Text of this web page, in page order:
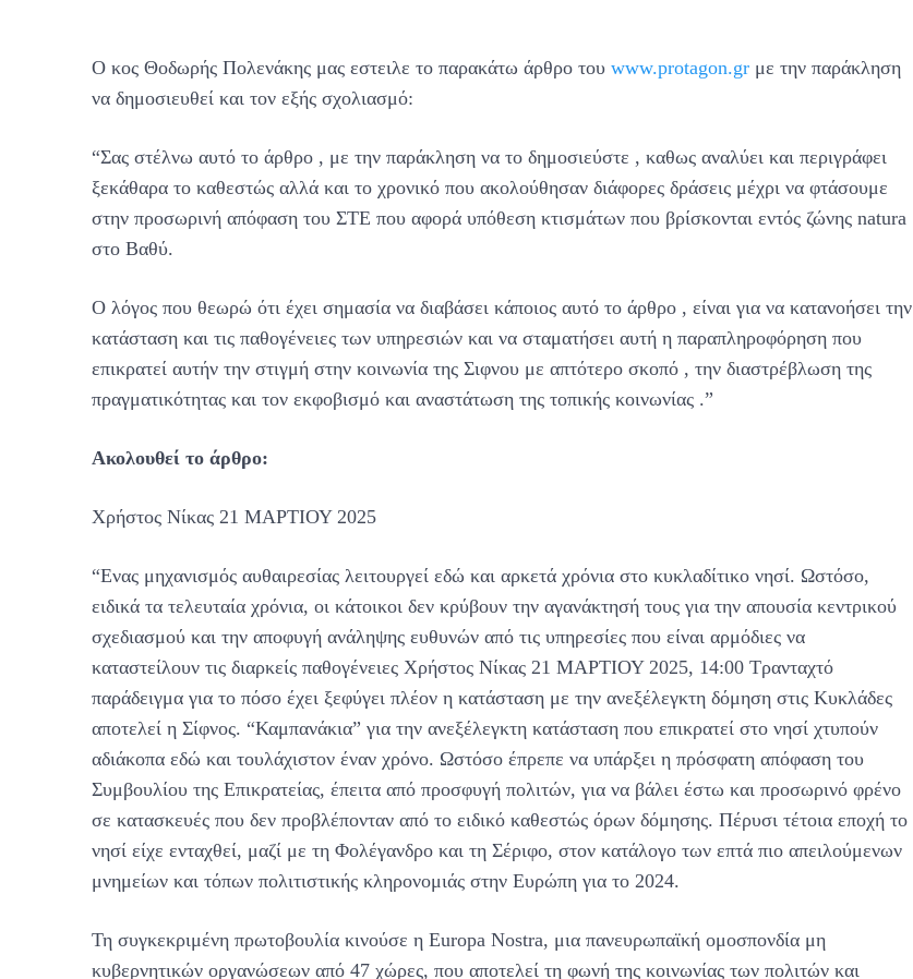
Ο κος Θοδωρής Πολενάκης μας εστειλε το παρακάτω άρθρο του www.protagon.gr με την παράκληση
να δημοσιευθεί και τον εξής σχολιασμό:
“Σας στέλνω αυτό το άρθρο , με την παράκληση να το δημοσιεύστε , καθως αναλύει και περιγράφει
ξεκάθαρα το καθεστώς αλλά και το χρονικό που ακολούθησαν διάφορες δράσεις μέχρι να φτάσουμε
στην προσωρινή απόφαση του ΣΤΕ που αφορά υπόθεση κτισμάτων που βρίσκονται εντός ζώνης natura
στο Βαθύ.
Ο λόγος που θεωρώ ότι έχει σημασία να διαβάσει κάποιος αυτό το άρθρο , είναι για να κατανοήσει την
κατάσταση και τις παθογένειες των υπηρεσιών και να σταματήσει αυτή η παραπληροφόρηση που
επικρατεί αυτήν την στιγμή στην κοινωνία της Σιφνου με απτότερο σκοπό , την διαστρέβλωση της
πραγματικότητας και τον εκφοβισμό και αναστάτωση της τοπικής κοινωνίας .”
Ακολουθεί το άρθρο:
Χρήστος Νίκας 21 ΜΑΡΤΙΟΥ 2025
“Ενας μηχανισμός αυθαιρεσίας λειτουργεί εδώ και αρκετά χρόνια στο κυκλαδίτικο νησί. Ωστόσο,
ειδικά τα τελευταία χρόνια, οι κάτοικοι δεν κρύβουν την αγανάκτησή τους για την απουσία κεντρικού
σχεδιασμού και την αποφυγή ανάληψης ευθυνών από τις υπηρεσίες που είναι αρμόδιες να
καταστείλουν τις διαρκείς παθογένειες Χρήστος Νίκας 21 ΜΑΡΤΙΟΥ 2025, 14:00 Τρανταχτό
παράδειγμα για το πόσο έχει ξεφύγει πλέον η κατάσταση με την ανεξέλεγκτη δόμηση στις Κυκλάδες
αποτελεί η Σίφνος. “Καμπανάκια” για την ανεξέλεγκτη κατάσταση που επικρατεί στο νησί χτυπούν
αδιάκοπα εδώ και τουλάχιστον έναν χρόνο. Ωστόσο έπρεπε να υπάρξει η πρόσφατη απόφαση του
Συμβουλίου της Επικρατείας, έπειτα από προσφυγή πολιτών, για να βάλει έστω και προσωρινό φρένο
σε κατασκευές που δεν προβλέπονταν από το ειδικό καθεστώς όρων δόμησης. Πέρυσι τέτοια εποχή το
νησί είχε ενταχθεί, μαζί με τη Φολέγανδρο και τη Σέριφο, στον κατάλογο των επτά πιο απειλούμενων
μνημείων και τόπων πολιτιστικής κληρονομιάς στην Ευρώπη για το 2024.
Τη συγκεκριμένη πρωτοβουλία κινούσε η Europa Nostra, μια πανευρωπαϊκή ομοσπονδία μη
κυβερνητικών οργανώσεων από 47 χώρες, που αποτελεί τη φωνή της κοινωνίας των πολιτών και